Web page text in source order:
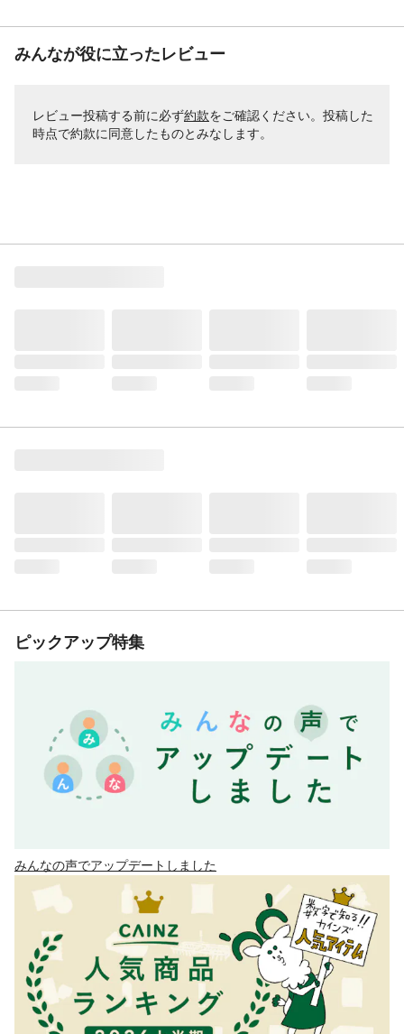
みんなが役に立ったレビュー
レビュー投稿する前に必ず約款をご確認ください。投稿した
時点で約款に同意したものとみなします。
ピックアップ特集
みんなの声でアップデートしました